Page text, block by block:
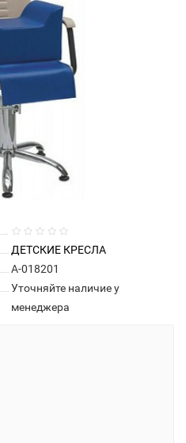
ДЕТСКИЕ КРЕСЛА
А-018201
Уточняйте наличие у
менеджера